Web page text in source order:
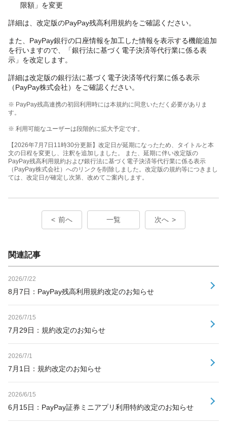
限額」を変更
詳細は、改定版のPayPay残高利用規約をご確認ください。
また、PayPay銀行の口座情報を加工した情報を表示する機能追加
を行いますので、「銀行法に基づく電子決済等代行業に係る表
示」を改定します。
詳細は改定版の銀行法に基づく電子決済等代行業に係る表示
（PayPay株式会社）をご確認ください。
※ PayPay残高連携の初回利用時には本規約に同意いただく必要がありま
す。
※ 利用可能なユーザーは段階的に拡大予定です。
【2026年7月7日11時30分更新】改定日が延期になったため、タイトルと本
文の日程を変更し、注釈を追加しました。 また、延期に伴い改定版の
PayPay残高利用規約および銀行法に基づく電子決済等代行業に係る表示
（PayPay株式会社）へのリンクを削除しました。改定版の規約等につきまし
ては、改定日が確定し次第、改めてご案内します。
前へ 一覧 次へ
関連記事
2026/7/22
8月7日：PayPay残高利用規約改定のお知らせ
2026/7/15
7月29日：規約改定のお知らせ
2026/7/1
7月1日：規約改定のお知らせ
2026/6/15
6月15日：PayPay証券ミニアプリ利用特約改定のお知らせ